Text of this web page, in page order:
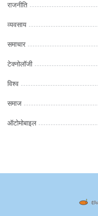
राजनीति
व्यवसाय
समाचार
टेक्नोलॉजी
विश्व
समाज
ऑटोमोबाइल